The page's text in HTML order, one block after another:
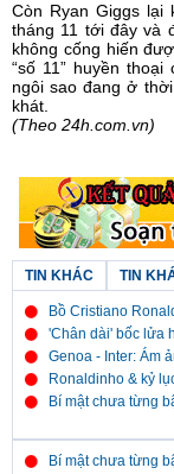
Còn Ryan Giggs lại
tháng 11 tới đây và
không cống hiến
“số 11” huyền
ngôi sao đang ở
khát.
(Theo 24h.com.vn)
TIN KHÁC TIN
Bồ Cristiano
'Chân dài' bốc lửa
Genoa - Inter: Ám
Ronaldinho & kỷ
Bí mật chưa từng
Bí mật chưa từng